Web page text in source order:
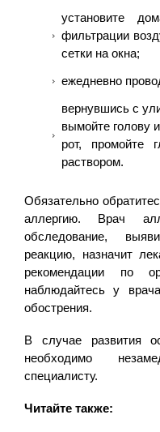
установите
фильтрации
сетки на окна;
ежедневно
вернувшись с
вымойте голову
рот, промойте
раствором.
Обязательно
аллергию. Врач
обследование,
реакцию, назначит
рекомендации по
наблюдайтесь у
обострения.
В случае развития
необходимо
специалисту.
Читайте также: